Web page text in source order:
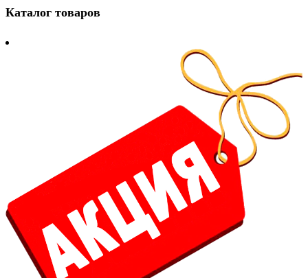
Каталог товаров